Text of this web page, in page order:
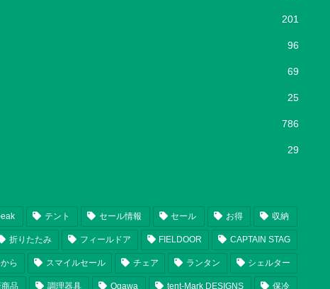
201
96
69
25
786
29
テント セール情報 セール お得 収納
折りたたみ フィールドア FIELDOOR CAPTAIN STAG
ら スマイルセール チェア ランタン シェルター
品 調理器具 Ogawa tent-Mark DESIGNS 保冷